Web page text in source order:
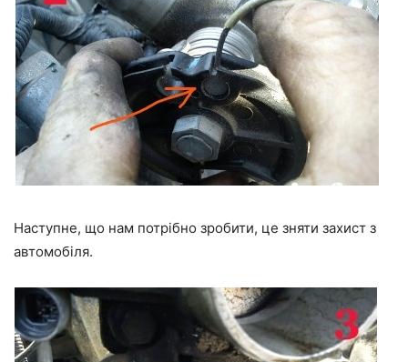
Наступне, що нам потрібно зробити, це зняти захист з
автомобіля.